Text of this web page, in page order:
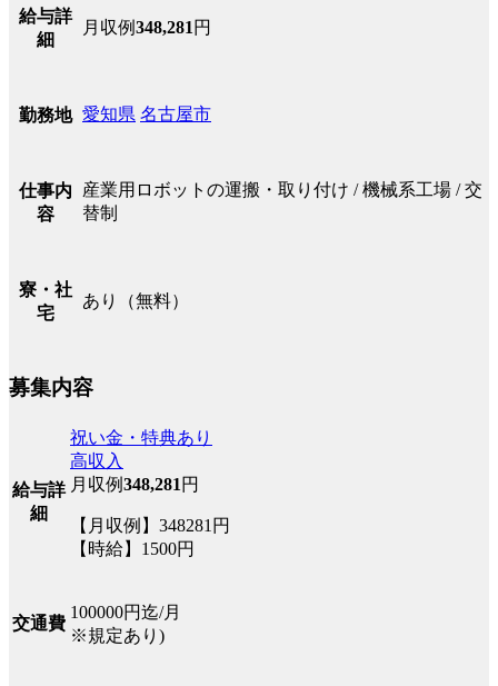
給与詳
細
月収例348,281 円
勤務地 愛知県 名古屋市
仕事内
容
産業用ロボットの運搬・取り付け / 機械系工場 / 交
替制
寮・社
宅
あり（無料）
募集内容
給与詳
細
祝い金・特典あり
高収入
月収例348,281 円
【月収例】348281円
【時給】1500円
交通費
100000円迄/月
※規定あり)